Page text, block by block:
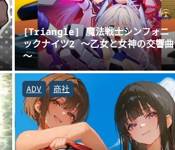
[Triangle] 魔法戦士シンフォニ
ックナイツ2 ～乙女と女神の交響曲
～
ADV 商社